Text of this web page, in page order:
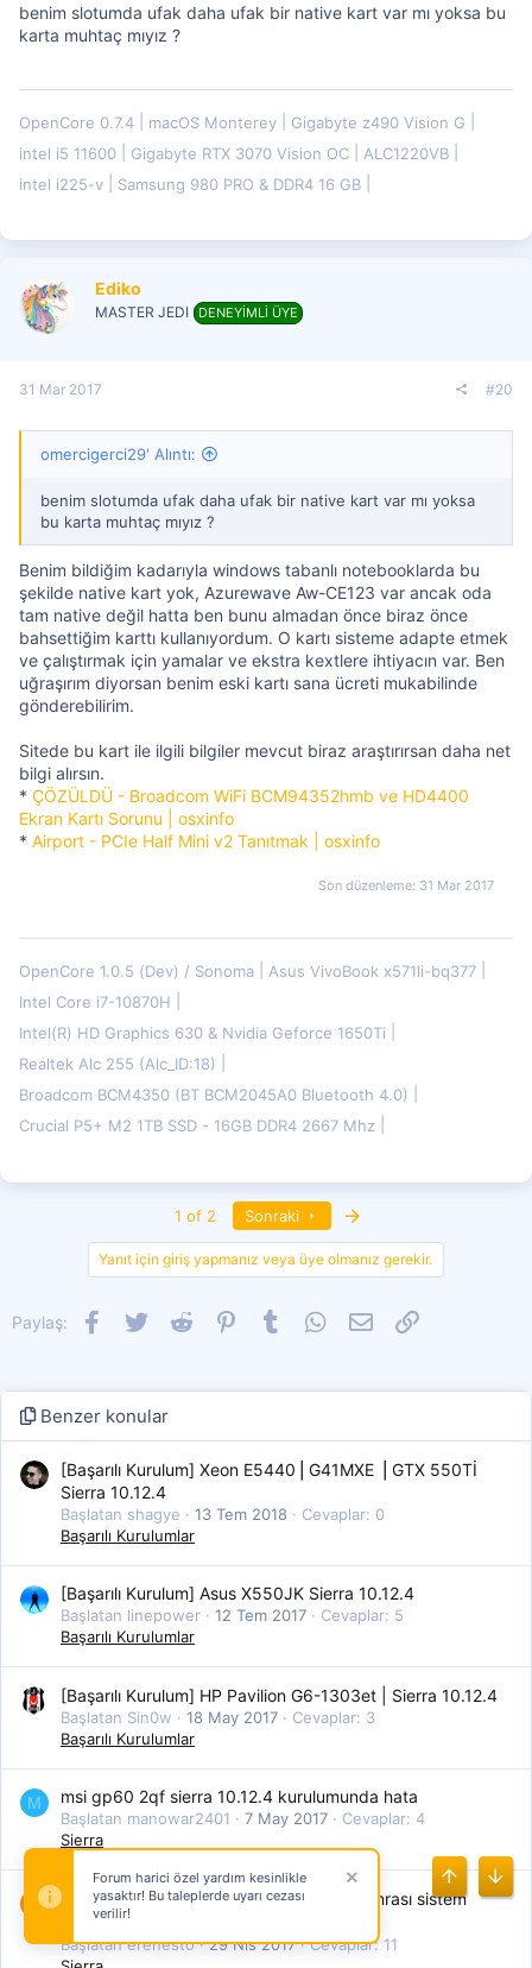
benim slotumda ufak daha ufak bir native kart var mı yoksa bu
karta muhtaç mıyız ?
OpenCore 0.7.4 macOS Monterey
Gigabyte z490 Vision G
intel i5 11600
Gigabyte RTX 3070 Vision OC
ALC1220VB
intel i225-v
Samsung 980 PRO & DDR4 16 GB
Ediko
MASTER JEDI DENEYİMLİ ÜYE
31 Mar 2017 #20
omercigerci29' Alıntı:
benim slotumda ufak daha ufak bir native kart var mı yoksa
bu karta muhtaç mıyız ?
Benim bildiğim kadarıyla windows tabanlı notebooklarda bu
şekilde native kart yok, Azurewave Aw-CE123 var ancak oda
tam native değil hatta ben bunu almadan önce biraz önce
bahsettiğim karttı kullanıyordum. O kartı sisteme adapte etmek
ve çalıştırmak için yamalar ve ekstra kextlere ihtiyacın var. Ben
uğraşırım diyorsan benim eski kartı sana ücreti mukabilinde
gönderebilirim.
Sitede bu kart ile ilgili bilgiler mevcut biraz araştırırsan daha net
bilgi alırsın.
* ÇÖZÜLDÜ - Broadcom WiFi BCM94352hmb ve HD4400
Ekran Kartı Sorunu | osxinfo
* Airport - PCIe Half Mini v2 Tanıtmak | osxinfo
Son düzenleme: 31 Mar 2017
OpenCore 1.0.5 (Dev) / Sonoma
Asus VivoBook x571li-bq377
Intel Core i7-10870H
Intel(R) HD Graphics 630 & Nvidia Geforce 1650Ti
Realtek Alc 255 (Alc_ID:18)
Broadcom BCM4350 (BT BCM2045A0 Bluetooth 4.0)
Crucial P5+ M2 1TB SSD - 16GB DDR4 2667 Mhz
1 of 2 Sonraki
Yanıt için giriş yapmanız veya üye olmanız gerekir.
Paylaş: Facebook
Twitter Reddit PinterestTumblr WhatsApp
E-postaLink
Benzer konular
[Başarılı Kurulum] Xeon E5440⎪G41MXE ⎪GTX 550Tİ
Sierra 10.12.4
Başlatan shagye 13 Tem 2018
Cevaplar: 0
Başarılı Kurulumlar
[Başarılı Kurulum] Asus X550JK Sierra 10.12.4
Başlatan linepower 12 Tem 2017
Cevaplar: 5
Başarılı Kurulumlar
[Başarılı Kurulum] HP Pavilion G6-1303et | Sierra 10.12.4
Başlatan Sin0w 18 May 2017
Cevaplar: 3
Başarılı Kurulumlar
M msi gp60 2qf sierra 10.12.4 kurulumunda hata
Başlatan manowar2401 7 May 2017
Cevaplar: 4
Sierra
E ÇÖZÜLDÜ
Sierra 10.12.4 güncellemesi sonrası sistem
açılmıyor
Başlatan erenesto 29 Nis 2017
Cevaplar: 11
Üst Alt
Forum harici özel yardım kesinlikle
yasaktır! Bu taleplerde uyarı cezası
verilir!